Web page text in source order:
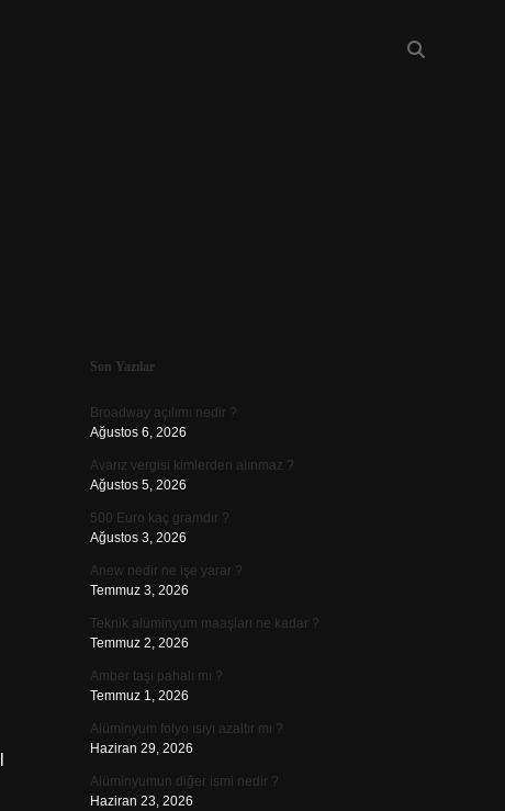
Sidebar
Son Yazılar
Broadway açılımı nedir ?
Ağustos 6, 2026
Avarız vergisi kimlerden alınmaz ?
Ağustos 5, 2026
500 Euro kaç gramdır ?
Ağustos 3, 2026
Anew nedir ne işe yarar ?
Temmuz 3, 2026
Teknik alüminyum maaşları ne kadar ?
Temmuz 2, 2026
Amber taşı pahalı mı ?
Temmuz 1, 2026
Alüminyum folyo ısıyı azaltır mı ?
Haziran 29, 2026
Alüminyumun diğer ismi nedir ?
Haziran 23, 2026